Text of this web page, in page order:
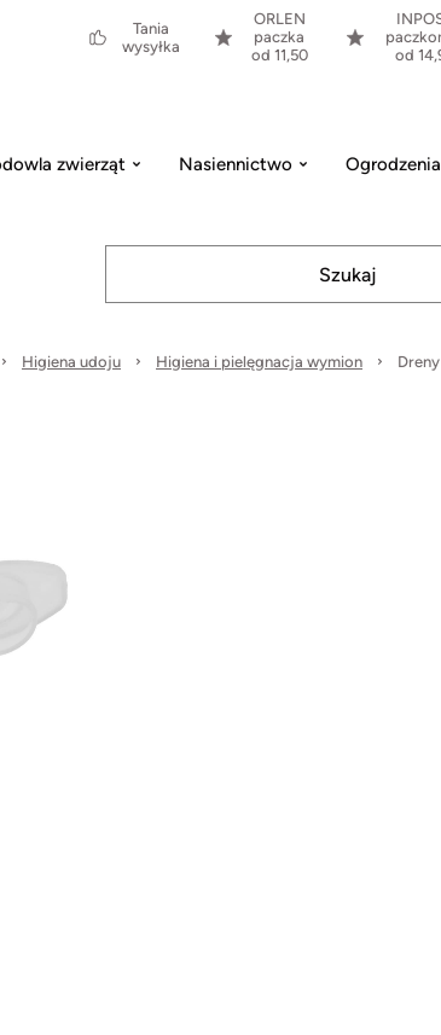
Tania
wysyłka
ORLEN
paczka
od 11,50
od
zwierząt Nasiennictwo
Higiena udoju Higiena i pielęgnacja wymion